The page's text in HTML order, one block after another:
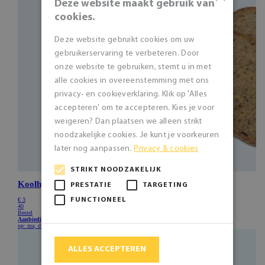
Deze website maakt gebruik van
cookies.
Deze website gebruikt cookies om uw
gebruikerservaring te verbeteren. Door
onze website te gebruiken, stemt u in met
alle cookies in overeenstemming met ons
privacy- en cookieverklaring. Klik op 'Alles
accepteren' om te accepteren. Kies je voor
weigeren? Dan plaatsen we alleen strikt
noodzakelijke cookies. Je kunt je voorkeuren
later nog aanpassen.Privacy & cookies
STRIKT NOODZAKELIJK
PRESTATIE TARGETING
FUNCTIONEEL
ALLES ACCEPTEREN